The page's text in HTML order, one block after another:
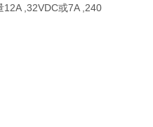
,32VDC或7A ,240